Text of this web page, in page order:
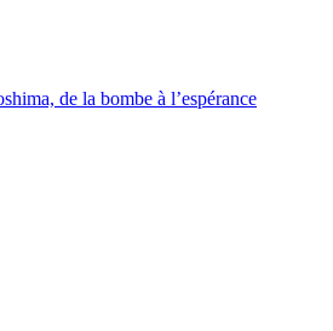
de la bombe à l’espérance